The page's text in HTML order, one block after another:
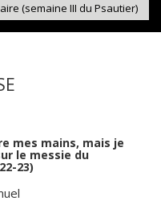
(semaine III du Psautier)
mes mains, mais je
le messie du
23)